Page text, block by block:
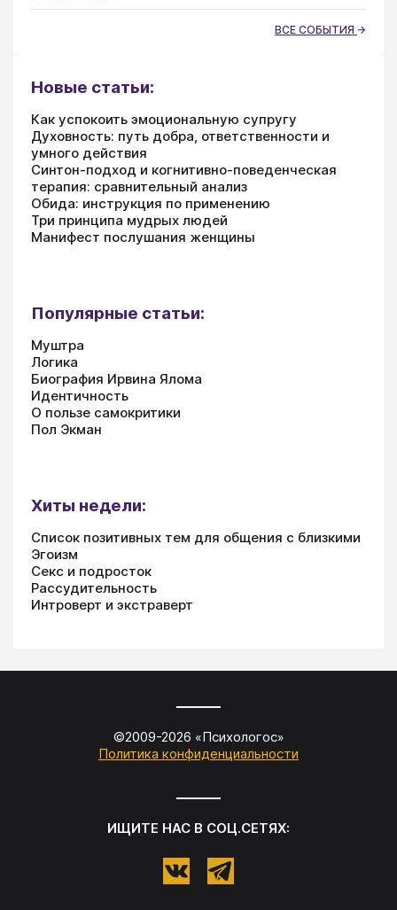
ВСЕ СОБЫТИЯ
Новые статьи:
Как успокоить эмоциональную супругу
Духовность: путь добра, ответственности и
умного действия
Синтон-подход и когнитивно-поведенческая
терапия: сравнительный анализ
Обида: инструкция по применению
Три принципа мудрых людей
Манифест послушания женщины
Популярные статьи:
Муштра
Логика
Биография Ирвина Ялома
Идентичность
О пользе самокритики
Пол Экман
Хиты недели:
Список позитивных тем для общения с близкими
Эгоизм
Секс и подросток
Рассудительность
Интроверт и экстраверт
©2009-2026 «Психологос»
Политика конфиденциальности
ИЩИТЕ НАС В СОЦ.СЕТЯХ: